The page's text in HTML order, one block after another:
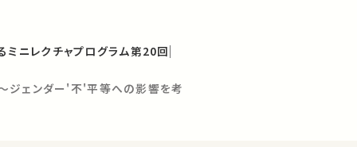
ミニレクチャプログラム第20回
ジェンダー'不'平等への影響を考